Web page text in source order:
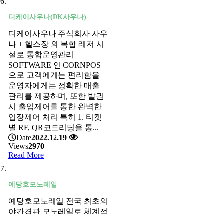
디케이사우나(DK사우나)
디케이사우나 주식회사 사우
나 + 헬스장 의 복합 레저 시
설로 통합운영관리
SOFTWARE 인 CORNPOS
으로 고객에게는 편리함을
운영자에게는 정확한 매출
관리를 제공하며, 또한 발권
시 출입제어를 통한 완벽한
입장제어 처리 특히 1. 티켓
별 RF, QR코드리딩을 통...
Date2022.12.19
Views2970
Read More
예당호모노레일
예당호모노레일 전국 최초의
야간경관 모노레일로 체계적